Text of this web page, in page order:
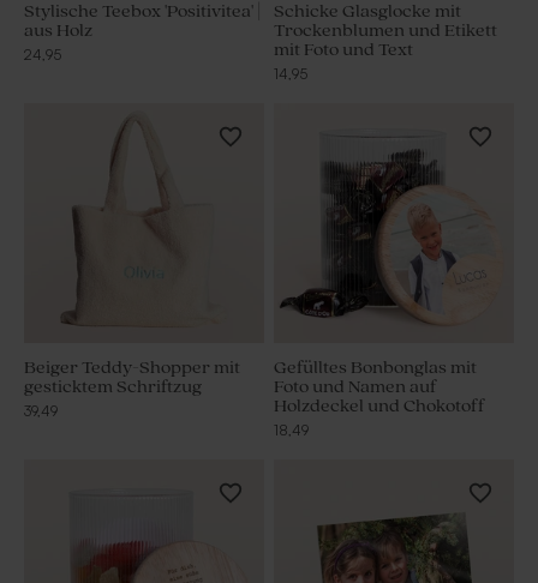
Stylische Teebox 'Positivitea' |
aus Holz
24,95
Schicke Glasglocke mit
Trockenblumen und Etikett
mit Foto und Text
14,95
Beiger Teddy-Shopper mit
gesticktem Schriftzug
39,49
Gefülltes Bonbonglas mit
Foto und Namen auf
Holzdeckel und Chokotoff
18,49